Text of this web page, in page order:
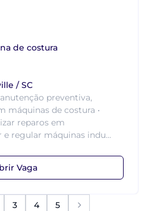
de costura
/ SC
preventiva,
máquinas de costura •
reparos em
e regular máquinas indu...
Vaga
3 4 5